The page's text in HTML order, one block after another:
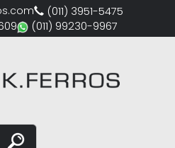
(011) 3951-5475
(011) 99230-9967